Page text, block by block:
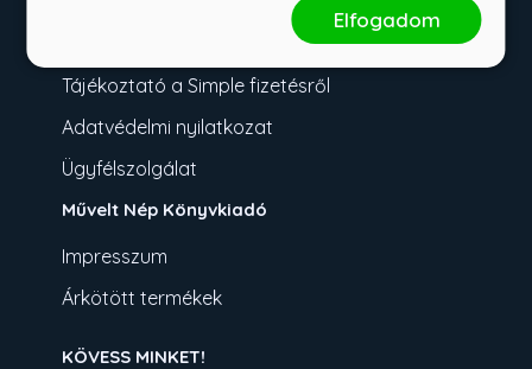
Tájékoztató a Simple fizetésről
Adatvédelmi nyilatkozat
Ügyfélszolgálat
Művelt Nép Könyvkiadó
Impresszum
Árkötött termékek
KÖVESS MINKET!
Elfogadom